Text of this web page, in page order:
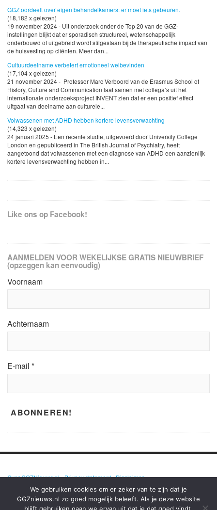
GGZ oordeelt over eigen behandelkamers: er moet iets gebeuren.
(18,182 x gelezen)
19 november 2024 - Uit onderzoek onder de Top 20 van de GGZ-
instellingen blijkt dat er sporadisch structureel, wetenschappelijk
onderbouwd of uitgebreid wordt stilgestaan bij de therapeutische impact van
de huisvesting op cliënten. Meer dan...
Cultuurdeelname verbetert emotioneel welbevinden
(17,104 x gelezen)
21 november 2024 - Professor Marc Verboord van de Erasmus School of
History, Culture and Communication laat samen met collega’s uit het
internationale onderzoeksproject INVENT zien dat er een positief effect
uitgaat van deelname aan culturele...
Volwassenen met ADHD hebben kortere levensverwachting
(14,323 x gelezen)
24 januari 2025 - Een recente studie, uitgevoerd door University College
London en gepubliceerd in The British Journal of Psychiatry, heeft
aangetoond dat volwassenen met een diagnose van ADHD een aanzienlijk
kortere levensverwachting hebben in...
Like ons op Facebook!
AANMELDEN VOOR WEKELIJKSE GRATIS NIEUWBRIEF
(opzeggen kan eenvoudig)
Voornaam
Achternaam
E-mail *
Over GGZNieuws.nl•Privacy statement•Disclaimer
We gebruiken cookies om er zeker van te zijn dat je
GGZnieuws.nl zo goed mogelijk beleeft. Als je deze website